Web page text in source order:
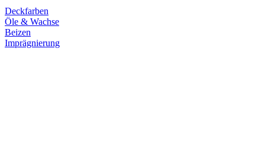
Deckfarben
Öle & Wachse
Beizen
Imprägnierung